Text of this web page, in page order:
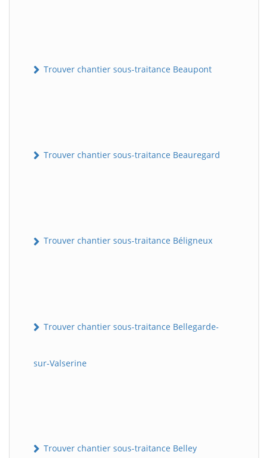
Trouver chantier sous-traitance Beaupont
Trouver chantier sous-traitance Beauregard
Trouver chantier sous-traitance Béligneux
Trouver chantier sous-traitance Bellegarde-
sur-Valserine
Trouver chantier sous-traitance Belley